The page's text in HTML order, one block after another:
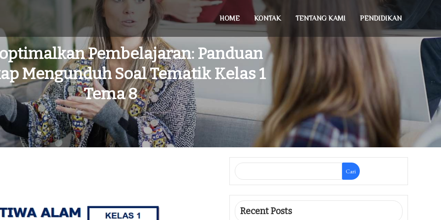
HOME KONTAK TENTANG KAMI PENDIDIKAN
Pembelajaran: Panduan
Mengunduh Soal Tematik Kelas 1
Tema 8
Cari
Recent Posts